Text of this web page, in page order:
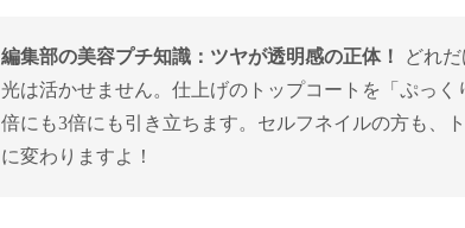
編集部の美容プチ知識：ツヤが透明感の正体！
どれ
光は活かせません。仕上げのトップコートを「ぷっ
倍にも3倍にも引き立ちます。セルフネイルの方も、
に変わりますよ！